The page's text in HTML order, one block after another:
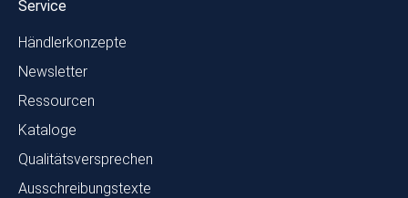
Service
Händlerkonzepte
Newsletter
Ressourcen
Kataloge
Qualitätsversprechen
Ausschreibungstexte